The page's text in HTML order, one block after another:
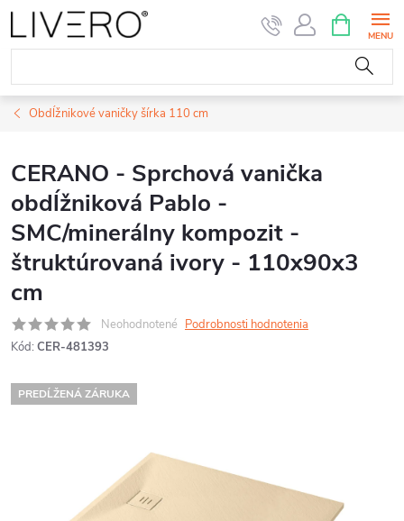
Prejsť
na
obsah
KOŠÍK
Obdĺžnikové vaničky šírka 110 cm
CERANO - Sprchová vanička
obdĺžniková Pablo -
SMC/minerálny kompozit -
štruktúrovaná ivory - 110x90x3
cm
Neohodnotené Podrobnosti hodnotenia
Kód: CER-481393
PREDĹŽENÁ ZÁRUKA